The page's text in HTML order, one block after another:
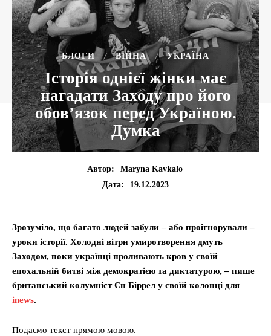
БЛОГИ ВІЙНА УКРАЇНА
Історія однієї жінки має
нагадати Заходу про його
обов’язок перед Україною.
Думка
Автор:
Maryna Kavkalo
Дата:
19.12.2023
Зрозуміло, що багато людей забули – або проігнорували –
уроки історії. Холодні вітри умиротворення дмуть
Заходом, поки українці проливають кров у своїй
епохальній битві між демократією та диктатурою, – пише
британський колумніст Єн Біррел у своїй колонці для
inews.
Подаємо текст прямою мовою.